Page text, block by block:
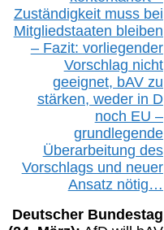
Zuständigkeit muss bei
Mitgliedstaaten bleiben
– Fazit: vorliegender
Vorschlag nicht
geeignet, bAVzu
stärken, weder in D
noch EU –
grundlegende
Überarbeitung des
Vorschlags und neuer
Ansatz nötig…
Deutscher Bundestag